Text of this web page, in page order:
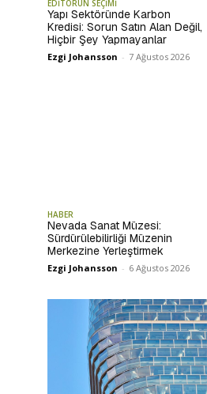
EDİTÖRÜN SEÇİMİ
Yapı Sektöründe Karbon
Kredisi: Sorun Satın Alan Değil,
Hiçbir Şey Yapmayanlar
Ezgi Johansson - 7 Ağustos 2026
HABER
Nevada Sanat Müzesi:
Sürdürülebilirliği Müzenin
Merkezine Yerleştirmek
Ezgi Johansson - 6 Ağustos 2026